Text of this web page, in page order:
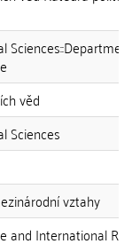
věd
Sciences
vztahy
and International